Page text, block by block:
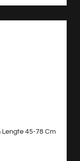
Lengte 45-78 Cm